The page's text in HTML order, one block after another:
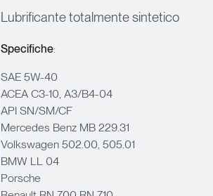
Lubrificante totalmente sintetico
Specifiche:
SAE 5W-40
ACEA C3-10, A3/B4-04
API SN/SM/CF
Mercedes Benz MB 229.31
Volkswagen 502.00, 505.01
BMW LL 04
Porsche